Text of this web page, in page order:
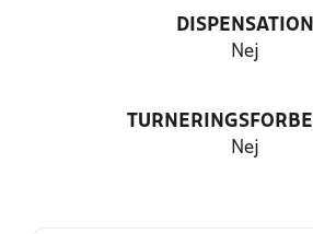
DISPENSATION
Nej
Nej